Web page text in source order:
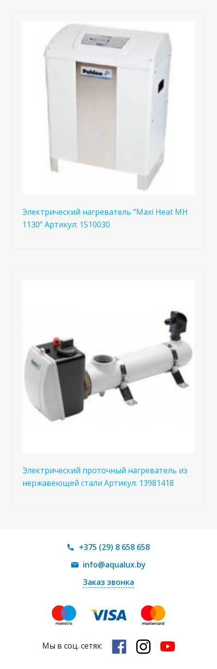
Электрический нагреватель “Maxi Heat МH
1130” Артикул: 1510030
Электрический проточный нагреватель из
нержавеющей стали Артикул: 13981418
+375 (29) 8 658 658
info@aqualux.by
Заказ звонка
Мы в соц. сетях: